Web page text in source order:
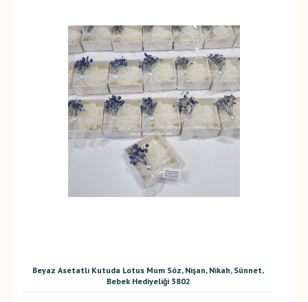
Beyaz Asetatlı Kutuda Lotus Mum Söz, Nişan, Nikah, Sünnet,
Bebek Hediyeliği 3802